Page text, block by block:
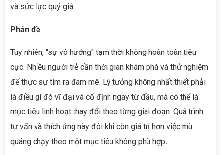
và sức lực quý giá.
Phản đề
Tuy nhiên, "sự vô hướng" tạm thời không hoàn toàn tiêu
cực. Nhiều người trẻ cần thời gian khám phá và thử nghiệm
để thực sự tìm ra đam mê. Lý tưởng không nhất thiết phải
là điều gì đó vĩ đại và cố định ngay từ đầu, mà có thể là
mục tiêu linh hoạt thay đổi theo từng giai đoạn. Quá trình
tự vấn và thích ứng này đôi khi còn giá trị hơn việc mù
quáng chạy theo một mục tiêu không phù hợp.